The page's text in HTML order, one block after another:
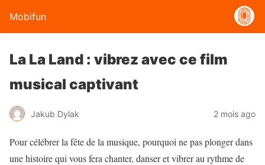
Mobifun
La La Land : vibrez avec ce film
musical captivant
Jakub Dylak 2 mois ago
Pour célébrer la fête de la musique, pourquoi ne pas plonger dans
une histoire qui vous fera chanter, danser et vibrer au rythme de